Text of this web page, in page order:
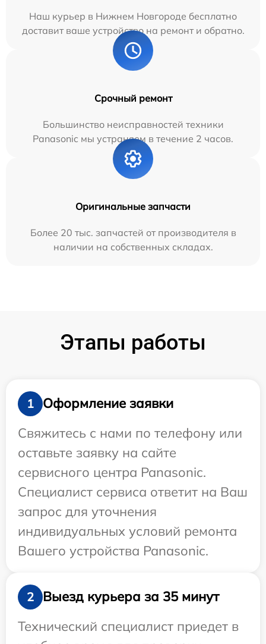
Наш курьер в Нижнем Новгороде бесплатно
доставит ваше устройство на ремонт и обратно.
Срочный ремонт
Большинство неисправностей техники
Panasonic мы устраняем в течение 2 часов.
Оригинальные запчасти
Более 20 тыс. запчастей от производителя в
наличии на собственных складах.
Этапы работы
1
Оформление заявки
Свяжитесь с нами по телефону или
оставьте заявку на сайте
сервисного центра Panasonic.
Специалист сервиса ответит на Ваш
запрос для уточнения
индивидуальных условий ремонта
Вашего устройства Panasonic.
2
Выезд курьера за 35 минут
Технический специалист приедет в